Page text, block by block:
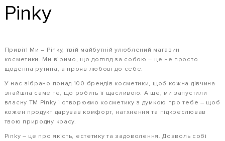
Pinky
Привіт! Ми – Pinky, твій майбутній улюблений магазин
косметики. Ми віримо, що догляд за собою – це не просто
щоденна рутина, а прояв любові до себе.
У нас зібрано понад 100 брендів косметики, щоб кожна дівчина
знайшла саме те, що робить її щасливою. А ще, ми запустили
власну ТМ Pinky і створюємо косметику з думкою про тебе – щоб
кожен продукт дарував комфорт, натхнення та підкреслював
твою природну красу.
Pinky – це про якість, естетику та задоволення. Дозволь собі